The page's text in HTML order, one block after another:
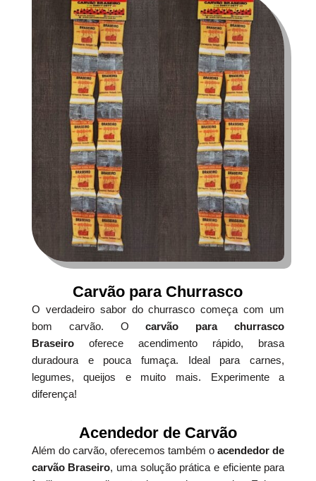
Carvão para Churrasco
O verdadeiro sabor do churrasco começa com um
bom carvão. Ocarvão para churrasco
Braseirooferece acendimento rápido, brasa
duradoura e pouca fumaça. Ideal para carnes,
legumes, queijos e muito mais. Experimente a
diferença!
Acendedor de Carvão
Além do carvão, oferecemos também oacendedor de
carvão Braseiro, uma solução prática e eficiente para